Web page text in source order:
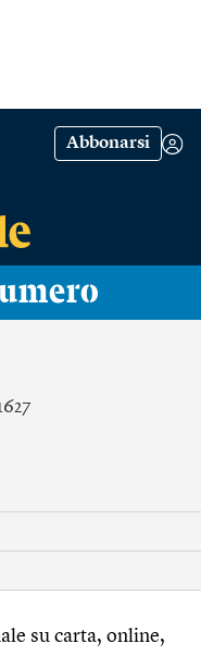
Abbonarsi
su carta, online,